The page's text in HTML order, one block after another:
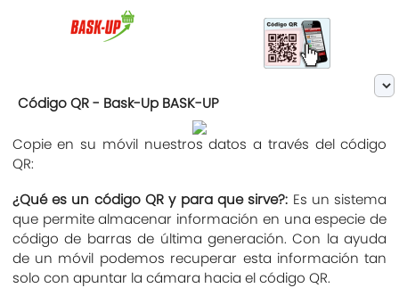
Código QR - Bask-Up BASK-UP
Copie en su móvil nuestros datos a través del código
QR:
¿Qué es un código QR y para que sirve?: Es un sistema
que permite almacenar información en una especie de
código de barras de última generación. Con la ayuda
de un móvil podemos recuperar esta información tan
solo con apuntar la cámara hacia el código QR.